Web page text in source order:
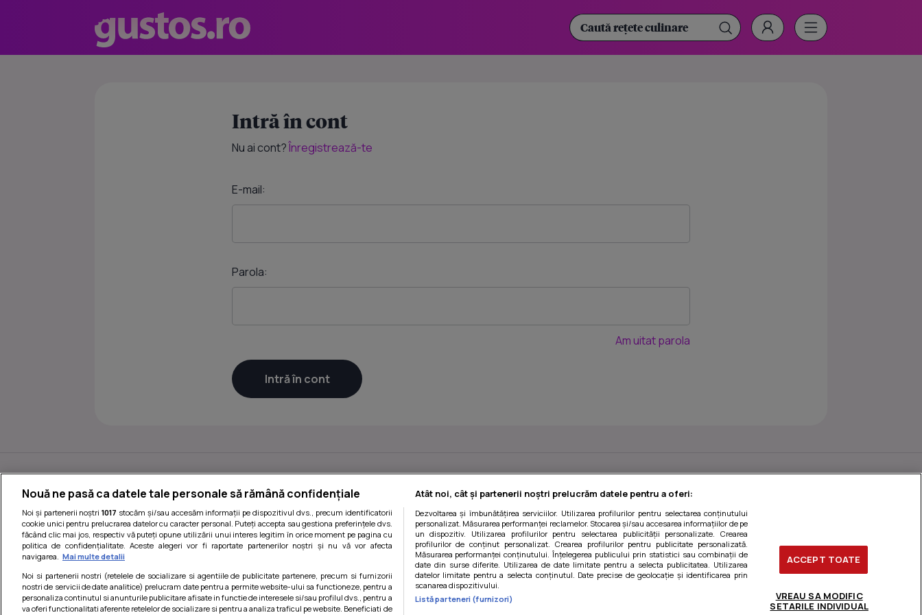
Intră în cont
Nu ai cont?Înregistrează-te
E-mail:
Parola:
Am uitat parola
Termeni si conditii|Politica de confidentialitate Politica de utilizare cookie-uri
Nouă ne pasă ca datele tale personale să rămână confidențiale
Noi și partenerii noștri1017 stocăm și/sau accesăm informații pe dispozitivul dvs., precum identificatorii
cookie unici pentru prelucrarea datelor cu caracter personal. Puteți accepta sau gestiona preferințele dvs.
făcând clic mai jos, respectiv vă puteți opune utilizării unui interes legitim în orice moment pe pagina cu
politica de confidențialitate. Aceste alegeri vor fi raportate partenerilor noștri și nu vă vor afecta
navigarea. Mai multe detalii
Noi si partenerii nostri (retelele de socializare si agentiile de publicitate partenere, precum si furnizorii
nostri de servicii de date analitice) prelucram date pentru a permite website-ului sa functioneze, pentru a
personaliza continutul si anunturile publicitare afisate in functie de interesele si/sau profilul dvs., pentru a
va oferi functionalitati aferente retelelor de socializare si pentru a analiza traficul pe website. Beneficiati de
Atât noi, cât și partenerii noștri prelucrăm datele pentru a oferi:
Dezvoltarea și îmbunătățirea serviciilor. Utilizarea profilurilor pentru selectarea conținutului
personalizat. Măsurarea performanței reclamelor. Stocarea și/sau accesarea informațiilor de pe
un dispozitiv. Utilizarea profilurilor pentru selectarea publicității personalizate. Crearea
profilurilor de conținut personalizat. Crearea profilurilor pentru publicitate personalizată.
Măsurarea performanței conținutului. Înțelegerea publicului prin statistici sau combinații de
date din surse diferite. Utilizarea de date limitate pentru a selecta publicitatea. Utilizarea
datelor limitate pentru a selecta conținutul. Date precise de geolocație și identificarea prin
scanarea dispozitivului.
Listă parteneri (furnizori)
ACCEPT TOATE
VREAU SA MODIFIC
SETARILE INDIVIDUAL